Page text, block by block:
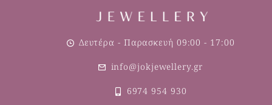
Δευτέρα - Παρασκευή 09:00 - 17:00
info@jokjewellery.gr
6974 954 930